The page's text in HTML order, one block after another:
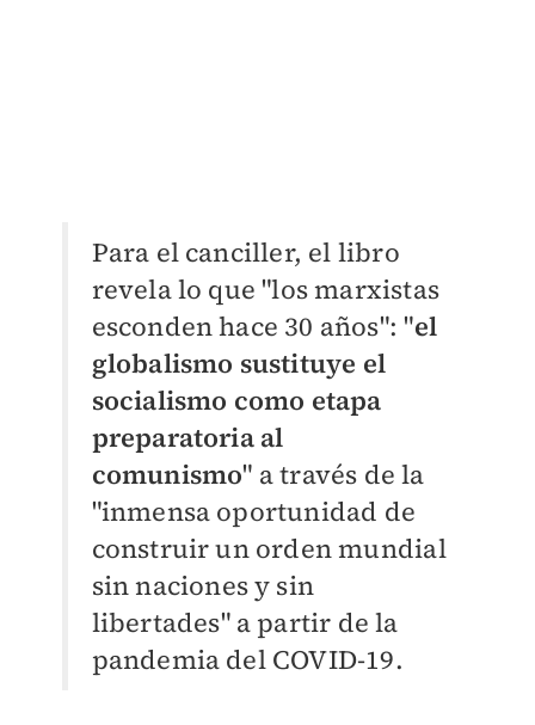
Para el canciller, el libro
revela lo que "los marxistas
esconden hace 30 años": "el
globalismo sustituye el
socialismo como etapa
preparatoria al
comunismo" a través de la
"inmensa oportunidad de
construir un orden mundial
sin naciones y sin
libertades" a partir de la
pandemia del COVID-19.